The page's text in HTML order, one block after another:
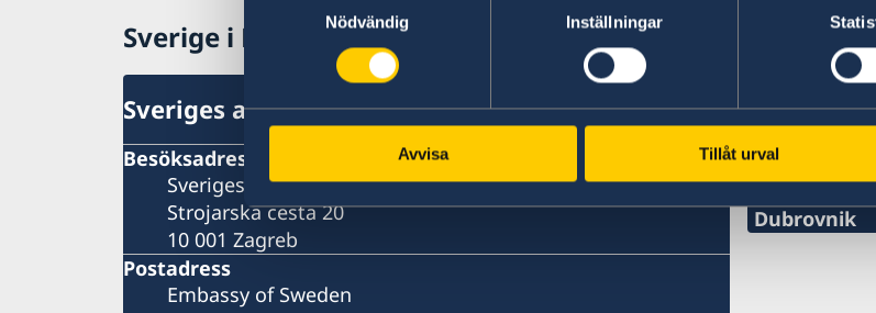
Nödvändig
Inställningar
Avvisa Tillåt urval
Sverige i Kroatien
Sveriges ambassad i Zagreb, Kroatien
Besöksadress
Sveriges ambassad
Strojarska cesta 20
10 001 Zagreb
Postadress
Embassy of Sweden
Svenska
Rijeka
Telefon:
+385 51 212
Split
Telefon:
Dubrovnik